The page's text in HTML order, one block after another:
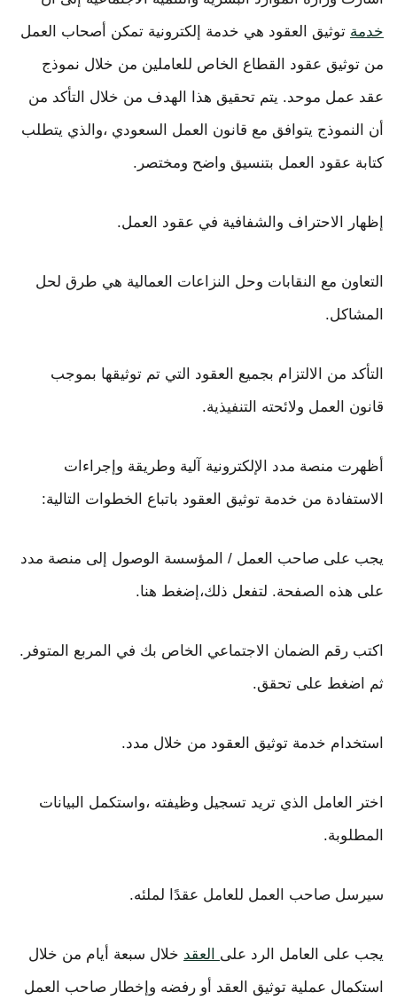
خدمة توثيق العقود هي خدمة إلكترونية تمكن أصحاب العمل
من توثيق عقود القطاع الخاص للعاملين من خلال نموذج
عقد عمل موحد. يتم تحقيق هذا الهدف من خلال التأكد من
أن النموذج يتوافق مع قانون العمل السعودي ،والذي يتطلب
كتابة عقود العمل بتنسيق واضح ومختصر.
إظهار الاحتراف والشفافية في عقود العمل.
التعاون مع النقابات وحل النزاعات العمالية هي طرق لحل
المشاكل.
التأكد من الالتزام بجميع العقود التي تم توثيقها بموجب
قانون العمل ولائحته التنفيذية.
أظهرت منصة مدد الإلكترونية آلية وطريقة وإجراءات
الاستفادة من خدمة توثيق العقود باتباع الخطوات التالية:
يجب على صاحب العمل / المؤسسة الوصول إلى منصة مدد
على هذه الصفحة. لتفعل ذلك،إضغط هنا.
اكتب رقم الضمان الاجتماعي الخاص بك في المربع المتوفر.
ثم اضغط على تحقق.
استخدام خدمة توثيق العقود من خلال مدد.
اختر العامل الذي تريد تسجيل وظيفته ،واستكمل البيانات
المطلوبة.
سيرسل صاحب العمل للعامل عقدًا لملئه.
يجب على العامل الرد على العقد خلال سبعة أيام من خلال
استكمال عملية توثيق العقد أو رفضه وإخطار صاحب العمل